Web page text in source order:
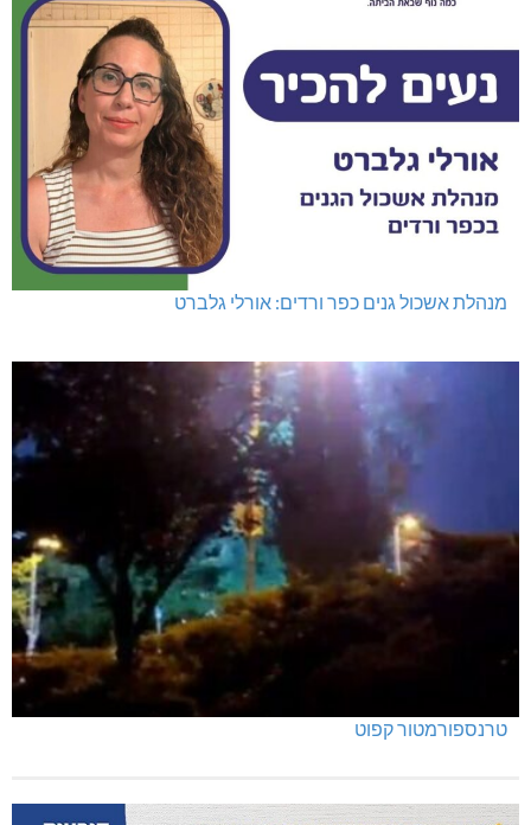
מנהלת אשכול גנים כפר ורדים: אורלי גלברט
טרנספורמטור קפוט